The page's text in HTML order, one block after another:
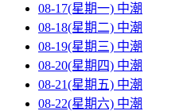
08-17(星期一) 中潮
08-18(星期二) 中潮
08-19(星期三) 中潮
08-20(星期四) 中潮
08-21(星期五) 中潮
08-22(星期六) 中潮